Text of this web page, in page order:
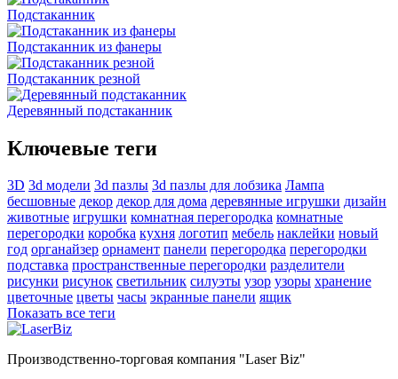
Подстаканник
Подстаканник из фанеры
Подстаканник резной
Деревянный подстаканник
Ключевые теги
3D 3d модели 3d пазлы 3d пазлы для лобзика Лампа
бесшовные декор декор для дома деревянные игрушки дизайн
животные игрушки комнатная перегородка комнатные
перегородки коробка кухня логотип мебель наклейки новый
год органайзер орнамент панели перегородка перегородки
подставка пространственные перегородки разделители
рисунки рисунок светильник силуэты узор узоры хранение
цветочные цветы часы экранные панели ящик
Показать все теги
Производственно-торговая компания "Laser Biz"